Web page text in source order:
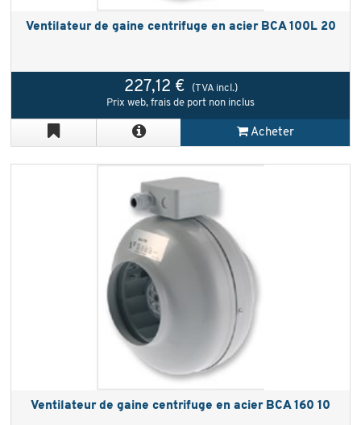
Ventilateur de gaine centrifuge en acier BCA 100L 20
227,12 €
(TVA incl.)
Prix web, frais de port non inclus
Acheter
Ventilateur de gaine centrifuge en acier BCA 160 10